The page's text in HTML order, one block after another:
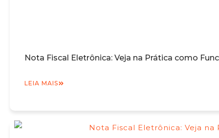
Nota Fiscal Eletrônica: Veja na Prática como
LEIA MAIS